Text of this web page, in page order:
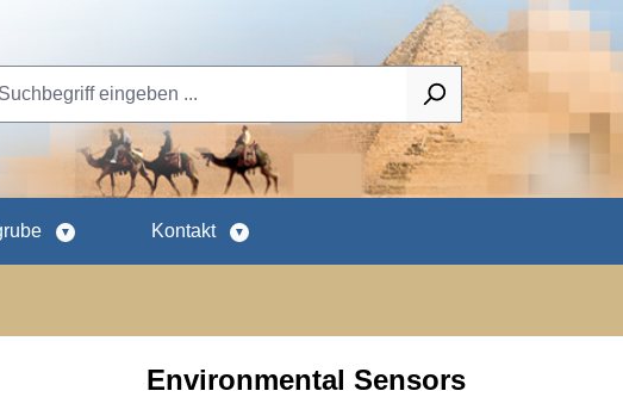
Kontakt
Environmental Sensors